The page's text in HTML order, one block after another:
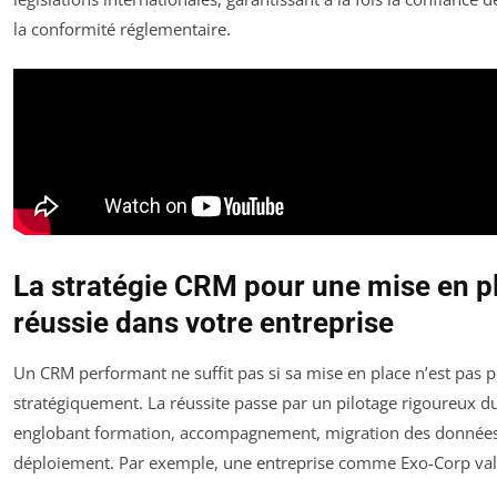
la conformité réglementaire.
La stratégie CRM pour une mise en
réussie dans votre entreprise
Un CRM performant ne suffit pas si sa mise en place n’est pas
stratégiquement. La réussite passe par un pilotage rigoureux
englobant formation, accompagnement, migration des
déploiement. Par exemple, une entreprise comme Exo-Corp